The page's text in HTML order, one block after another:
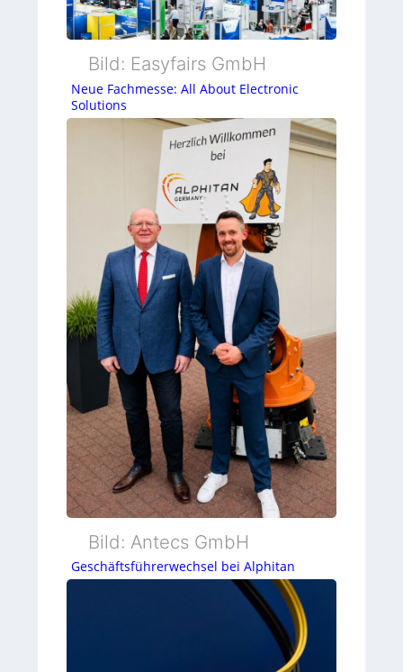
Bild: Easyfairs GmbH
Neue Fachmesse: All About Electronic
Solutions
Bild: Antecs GmbH
Geschäftsführerwechsel bei Alphitan